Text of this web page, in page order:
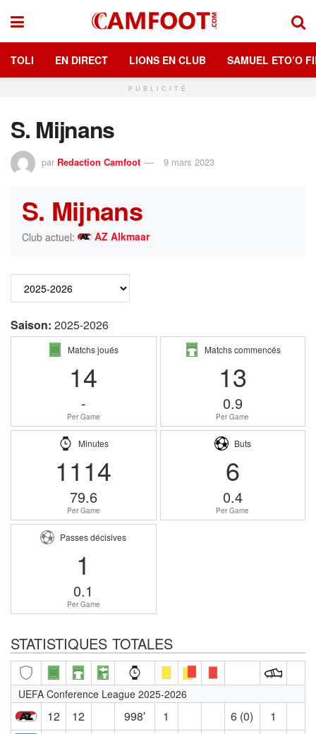
TOLI EN DIRECT LIONS EN CLUB SAMUEL ETO’O
PUBLICITÉ
S. Mijnans
par Redaction Camfoot 9 mars 2023
S. Mijnans
Club actuel: AZ Alkmaar
Saison: 2025-2026
Matchs joués
14
-
Per Game
Matchs commencés
13
0.9
Per Game
Minutes
1114
79.6
Per Game
Buts
6
0.4
Per Game
Passes décisives
1
0.1
Per Game
STATISTIQUES TOTALES
UEFA Conference League 2025-2026
12 12 998′ 1 6 (0)
1